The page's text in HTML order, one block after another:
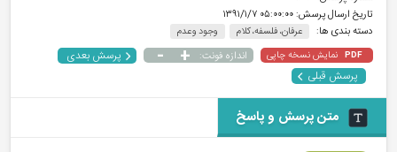
تاریخ ارسال پرسش:۰۵:۰۰:۰۰ ۱۳۹۱/۱/۷
دسته بندی ها:
عرفان، فلسفه، کلام وجود و عدم
PDF نمایش نسخه چاپی اندازه فونت: +
-
پرسش بعدی
پرسش قبلی
متن پرسش و پاسخ